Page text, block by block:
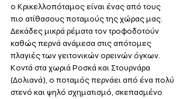
ο Κρικελλοπόταμος είναι ένας από τους
πιο ατίθασους ποταμούς της χώρας μας.
Δεκάδες μικρά ρέματα τον τροφοδοτούν
καθώς περνά ανάμεσα στις απότομες
πλαγιές των γειτονικών ορεινών όγκων.
Κοντά στα χωριά Ροσκά και Στουρνάρα
(Δολιανά), ο ποταμός περνάει από ένα πολύ
στενό και ψηλό σχηματισμό, σκεπασμένο